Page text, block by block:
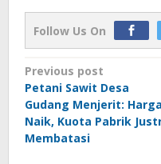
Follow Us On
Post
navigation
Previous post
Petani Sawit Desa
Gudang Menjerit: Harga
Naik, Kuota Pabrik
Membatasi